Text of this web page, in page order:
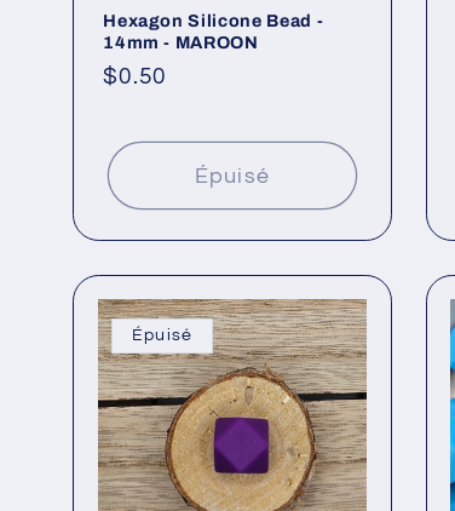
Hexagon Silicone Bead -
14mm - MAROON
Prix
$0.50
Épuisé
Épuisé